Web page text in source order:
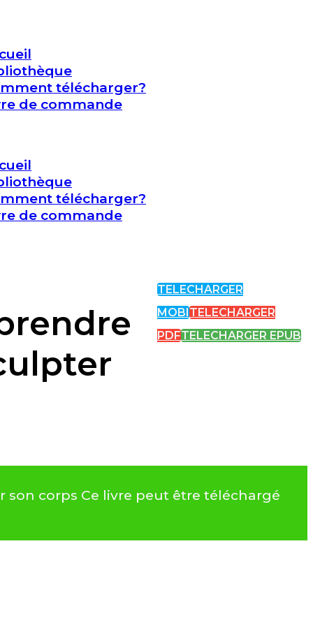
télécharger?
de commande
télécharger?
de commande
TELECHARGER
MOBITELECHARGER
PDFTELECHARGER EPUB
corps Ce livre peut être téléchargé